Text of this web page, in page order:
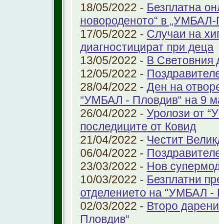
18/05/2022 - Безплатна
новороденото“ в „УМБАЛ-
17/05/2022 - Случаи на
диагностицират при деца
13/05/2022 - В Световния
12/05/2022 -
28/04/2022 - Ден на
“УМБАЛ - Пловдив“ на 9
26/04/2022 - Уролози от
последиците от Ковид
21/04/2022 - Честит
06/04/2022 -
23/03/2022 - Нов
10/03/2022 - Безплатни
отделението на “УМБАЛ -
02/03/2022 - Второ
Пловдив“